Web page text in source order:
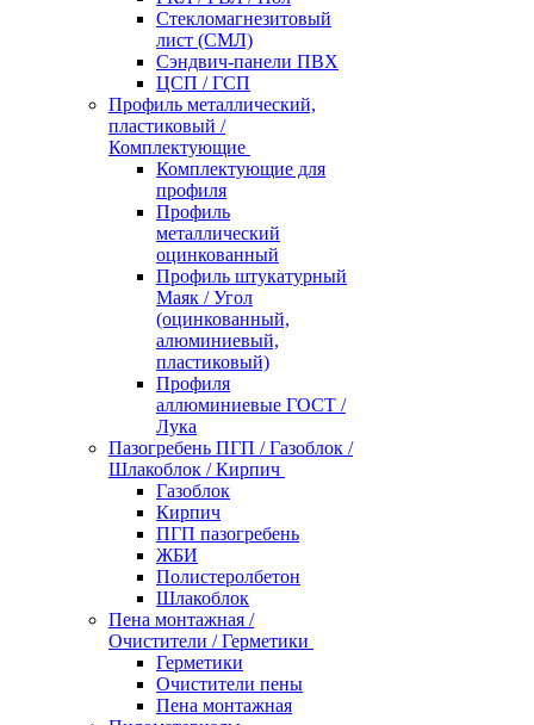
Стекломагнезитовый
лист (СМЛ)
Сэндвич-панели ПВХ
ЦСП / ГСП
Профиль металлический,
пластиковый /
Комплектующие
Комплектующие для
профиля
Профиль
металлический
оцинкованный
Профиль штукатурный
Маяк / Угол
(оцинкованный,
алюминиевый,
пластиковый)
Профиля
аллюминиевые ГОСТ /
Лука
Пазогребень ПГП / Газоблок /
Шлакоблок / Кирпич
Газоблок
Кирпич
ПГП пазогребень
ЖБИ
Полистеролбетон
Шлакоблок
Пена монтажная /
Очистители / Герметики
Герметики
Очистители пены
Пена монтажная